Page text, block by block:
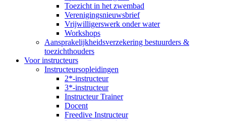
Toezicht in het zwembad
Verenigingsnieuwsbrief
Vrijwilligerswerk onder water
Workshops
Aansprakelijkheidsverzekering bestuurders &
toezichthouders
Voor instructeurs
Instructeursopleidingen
2*-instructeur
3*-instructeur
Instructeur Trainer
Docent
Freedive Instructeur